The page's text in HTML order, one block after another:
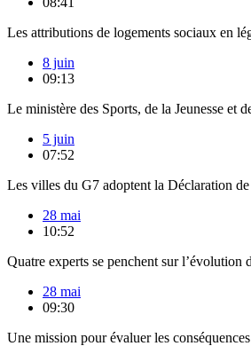
Les attributions de logements sociaux en
8 juin
09:13
Le ministère des Sports, de la Jeunesse et
5 juin
07:52
Les villes du G7 adoptent la Déclaration
28 mai
10:52
Quatre experts se penchent sur l’évolution
28 mai
09:30
Une mission pour évaluer les